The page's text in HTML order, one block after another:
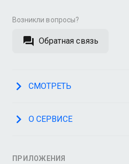
Возникли вопросы?
Обратная связь
СМОТРЕТЬ
О СЕРВИСЕ
ПРИЛОЖЕНИЯ